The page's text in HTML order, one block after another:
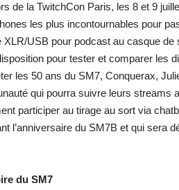
de la TwitchCon Paris, les 8 et 9
les plus incontournables pour
XLR/USB pour podcast au casque
pour tester et comparer les
les 50 ans du SM7, Conquerax,
qui pourra suivre leurs streams
participer au tirage au sort via
l’anniversaire du SM7B et qui sera
du SM7